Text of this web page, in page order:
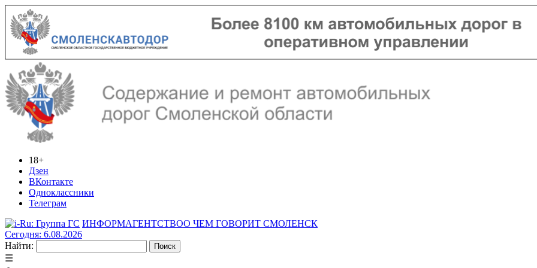
18+
Дзен
ВКонтакте
Одноклассники
Телеграм
ИНФОРМАГЕНТСТВОО ЧЕМ ГОВОРИТ СМОЛЕНСК
Сегодня: 6.08.2026
Найти:
☰